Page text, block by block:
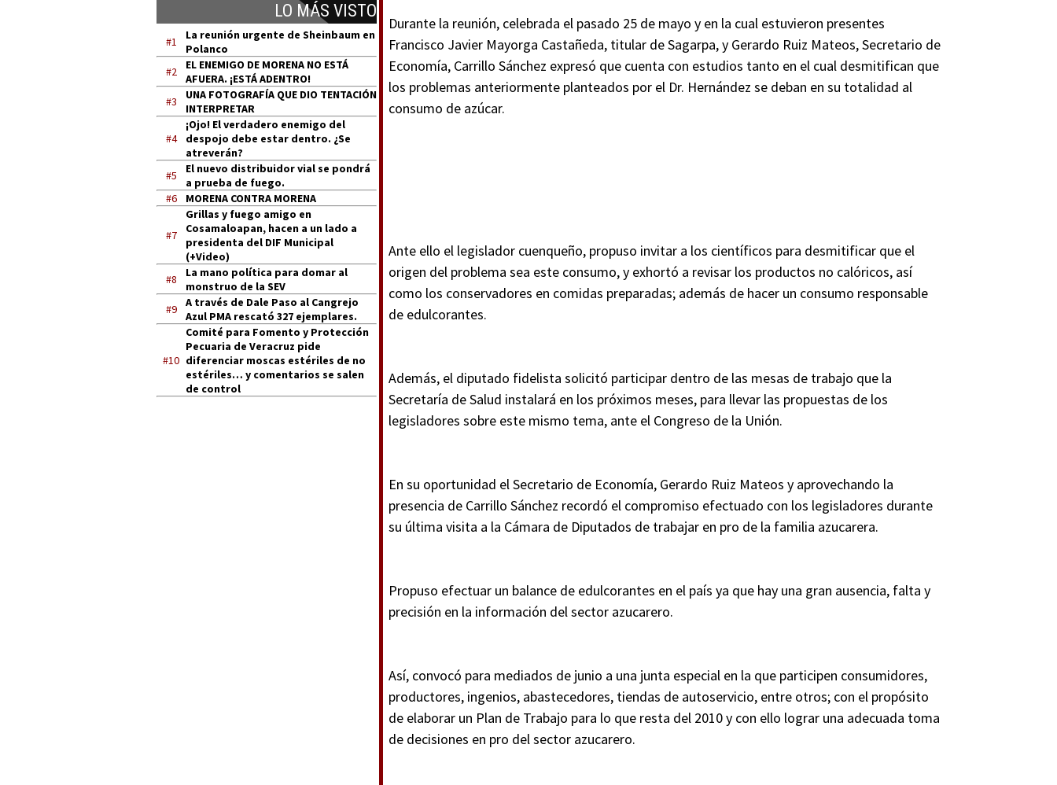
LO MÁS VISTO
#1
La reunión urgente de Sheinbaum en
Polanco
#2
EL ENEMIGO DE MORENA NO ESTÁ
AFUERA. ¡ESTÁ ADENTRO!
#3
UNA FOTOGRAFÍA QUE DIO TENTACIÓN
INTERPRETAR
#4
¡Ojo! El verdadero enemigo del
despojo debe estar dentro. ¿Se
atreverán?
#5
El nuevo distribuidor vial se pondrá
a prueba de fuego.
#6
MORENA CONTRA MORENA
#7
Grillas y fuego amigo en
Cosamaloapan, hacen a un lado a
presidenta del DIF Municipal
(+Video)
#8
La mano política para domar al
monstruo de la SEV
#9
A través de Dale Paso al Cangrejo
Azul PMA rescató 327 ejemplares.
#10
Comité para Fomento y Protección
Pecuaria de Veracruz pide
diferenciar moscas estériles de no
estériles… y comentarios se salen
de control
Durante la reunión, celebrada el pasado 25 de mayo y en la cual estuvieron presentes
Francisco Javier Mayorga Castañeda, titular de Sagarpa, y Gerardo Ruiz Mateos, Secretario de
Economía, Carrillo Sánchez expresó que cuenta con estudios tanto en el cual desmitifican que
los problemas anteriormente planteados por el Dr. Hernández se deban en su totalidad al
consumo de azúcar.
Ante ello el legislador cuenqueño, propuso invitar a los científicos para desmitificar que el
origen del problema sea este consumo, y exhortó a revisar los productos no calóricos, así
como los conservadores en comidas preparadas; además de hacer un consumo responsable
de edulcorantes.
Además, el diputado fidelista solicitó participar dentro de las mesas de trabajo que la
Secretaría de Salud instalará en los próximos meses, para llevar las propuestas de los
legisladores sobre este mismo tema, ante el Congreso de la Unión.
En su oportunidad el Secretario de Economía, Gerardo Ruiz Mateos y aprovechando la
presencia de Carrillo Sánchez recordó el compromiso efectuado con los legisladores durante
su última visita a la Cámara de Diputados de trabajar en pro de la familia azucarera.
Propuso efectuar un balance de edulcorantes en el país ya que hay una gran ausencia, falta y
precisión en la información del sector azucarero.
Así, convocó para mediados de junio a una junta especial en la que participen consumidores,
productores, ingenios, abastecedores, tiendas de autoservicio, entre otros; con el propósito
de elaborar un Plan de Trabajo para lo que resta del 2010 y con ello lograr una adecuada toma
de decisiones en pro del sector azucarero.